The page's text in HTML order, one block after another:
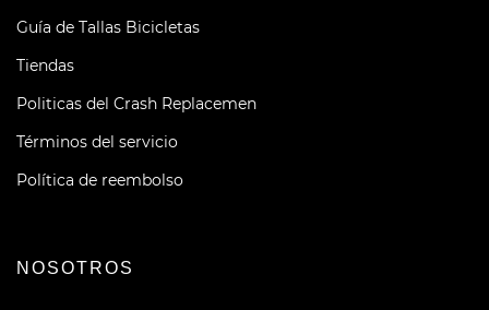
Guía de Tallas Bicicletas
Tiendas
Politicas del Crash Replacemen
Términos del servicio
Política de reembolso
NOSOTROS